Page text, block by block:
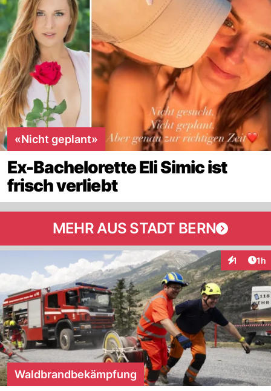
«Nicht geplant»
Ex-Bachelorette Eli Simic ist
frisch verliebt
MEHR AUS STADT BERN
1 1h
Waldbrandbekämpfung